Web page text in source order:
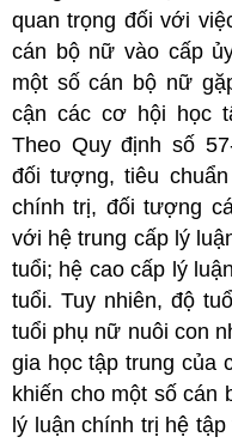
quan trọng đối với
cán bộ nữ vào cấp
một số cán bộ nữ
cận các cơ hội học
Theo Quy định số
đối tượng, tiêu
chính trị, đối tượng
với hệ trung cấp lý
tuổi; hệ cao cấp lý
tuổi. Tuy nhiên, độ
tuổi phụ nữ nuôi con
gia học tập trung của
khiến cho một số cán
lý luận chính trị hệ